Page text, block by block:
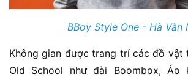
BBoy Style One - Hà Văn
Không gian được trang trí các đồ vật
Old School như đài Boombox, Áo